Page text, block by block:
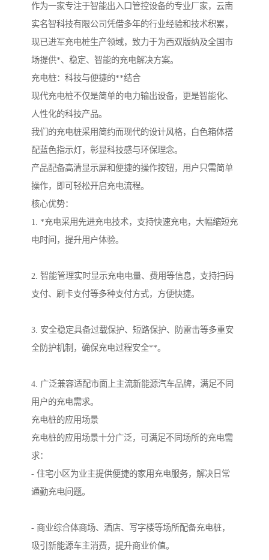
作为一家专注于智能出入口管控设备的专业厂家，云南
实名智科技有限公司凭借多年的行业经验和技术积累，
现已进军充电桩生产领域，致力于为西双版纳及全国市
场提供*、稳定、智能的充电解决方案。
充电桩：科技与便捷的**结合
现代充电桩不仅是简单的电力输出设备，更是智能化、
人性化的科技产品。
我们的充电桩采用简约而现代的设计风格，白色箱体搭
配蓝色指示灯，彰显科技感与环保理念。
产品配备高清显示屏和便捷的操作按钮，用户只需简单
操作，即可轻松开启充电流程。
核心优势：
1. *充电采用先进充电技术，支持快速充电，大幅缩短充
电时间，提升用户体验。
2. 智能管理实时显示充电电量、费用等信息，支持扫码
支付、刷卡支付等多种支付方式，方便快捷。
3. 安全稳定具备过载保护、短路保护、防雷击等多重安
全防护机制，确保充电过程安全**。
4. 广泛兼容适配市面上主流新能源汽车品牌，满足不同
用户的充电需求。
充电桩的应用场景
充电桩的应用场景十分广泛，可满足不同场所的充电需
求：
- 住宅小区为业主提供便捷的家用充电服务，解决日常
通勤充电问题。
- 商业综合体商场、酒店、写字楼等场所配备充电桩，
吸引新能源车主消费，提升商业价值。